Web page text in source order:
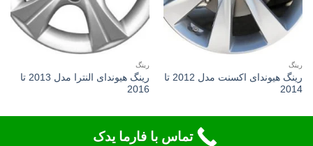
رینگ
رینگ هیوندای اکسنت مدل 2012 تا
2014
رینگ
رینگ هیوندای النترا مدل 2013 تا
2016
Copyright 2026 ©Flatsome Themeتماس با فارما یدک